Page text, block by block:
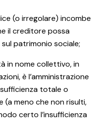
(o irregolare) incombe
il creditore possa
patrimonio sociale;
in nome collettivo, in
è l’amministrazione
totale o
(a meno che non risulti,
certo l’insufficienza